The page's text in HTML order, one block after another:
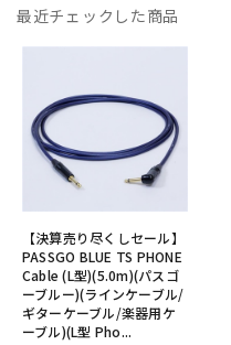
最近チェックした商品
【決算売り尽くしセール】
PASSGO BLUE TS PHONE
Cable (L型)(5.0m)(パスゴ
ーブルー)(ラインケーブル/
ギターケーブル/楽器用ケ
ーブル)(L型 Pho...